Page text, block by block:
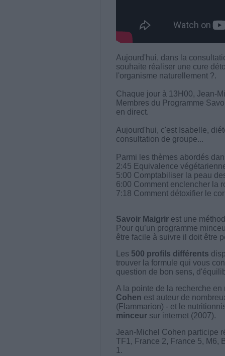
Aujourd'hui, dans la
souhaite réaliser une cure
l'organisme naturellement ?.
Chaque jour à 13H00, Jean-
Membres du Programme
en direct.
Aujourd'hui, c'est Isabelle,
consultation de groupe...
Parmi les thèmes abordés
2:45 Equivalence
5:00 Comptabiliser la peau
6:00 Comment enclencher la
7:18 Comment détoxifier le
Savoir Maigrirest une
Pour qu’un programme
être facile à suivre il doit être
Les 500 profils différents
trouver la formule qui vous
question de bon sens,
A la pointe de la recherche
Cohen est auteur de
(Flammarion) - et le
minceursur internet (2007).
Jean-Michel Cohen participe
TF1, France 2, France 5, M6,
1.